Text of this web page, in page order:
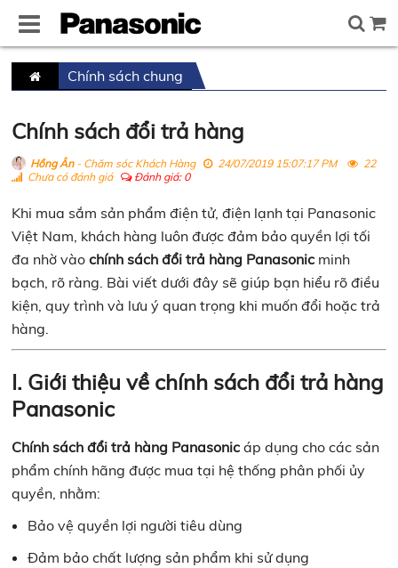
TrangChính sách chung
Chính sách đổi trả hàng
Hồng Ân- Chăm sóc Khách Hàng 24/07/2019 15:07:17 PM
22
Chưa có đánh giá
Đánh giá: 0
Khi mua sắm sản phẩm điện tử, điện lạnh tại Panasonic
Việt Nam, khách hàng luôn được đảm bảo quyền lợi tối
đa nhờ vàochính sách đổi trả hàng Panasonic minh
bạch, rõ ràng. Bài viết dưới đây sẽ giúp bạn hiểu rõ điều
kiện, quy trình và lưu ý quan trọng khi muốn đổi hoặc trả
hàng.
I. Giới thiệu về chính sách đổi trả hàng
Panasonic
Chính sách đổi trả hàng Panasonic áp dụng cho các sản
phẩm chính hãng được mua tại hệ thống phân phối ủy
quyền, nhằm:
Bảo vệ quyền lợi người tiêu dùng
Đảm bảo chất lượng sản phẩm khi sử dụng